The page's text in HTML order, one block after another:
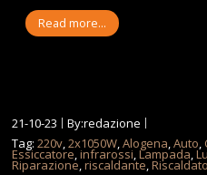
Read more...
21-10-23
By:redazione
Tag:220v,2x1050W,Alogena,Auto,
Essiccatore,infrarossi,Lampada,
Riparazione,riscaldante,